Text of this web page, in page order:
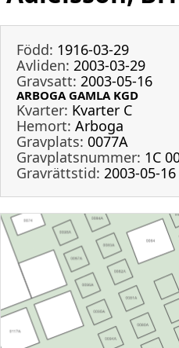
Född: 1916-03-29
Avliden: 2003-03-29
Gravsatt: 2003-05-16
ARBOGA GAMLA KGD
Kvarter: Kvarter C
Hemort: Arboga
Gravplats: 0077A
Gravplatsnummer: 1C
Gravrättstid: 2003-05-